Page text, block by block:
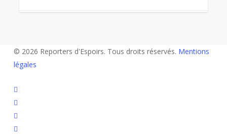
© 2026 Reporters d'Espoirs. Tous droits réservés. Mentions
légales
twitter
facebook
linkedin
youtube